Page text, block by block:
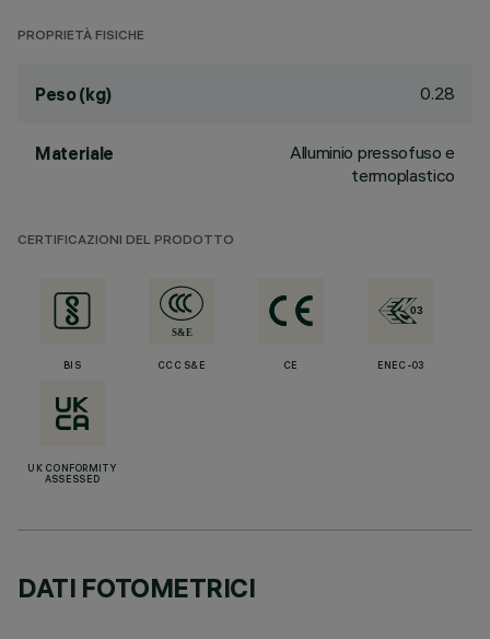
PROPRIETÀ FISICHE
Peso (kg) 0.28
Materiale
Alluminio pressofuso e
termoplastico
CERTIFICAZIONI DEL PRODOTTO
BIS CCC S&E CE ENEC-03
UK CONFORMITY
ASSESSED
DATI FOTOMETRICI